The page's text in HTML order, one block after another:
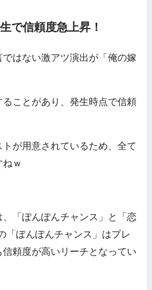
で信頼度急上昇！
はない激アツ演出が「俺の嫁
ことがあり、発生時点で信頼
が用意されているため、全て
ｗ
「ぽんぽんチャンス」と「恋
「ぽんぽんチャンス」はプレ
信頼度が高いリーチとなってい